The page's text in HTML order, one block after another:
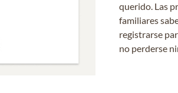
querido. Las
familiares
registrarse
no perderse